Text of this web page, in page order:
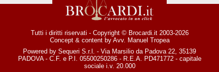
Tutti i diritti riservati - Copyright © Brocardi.it 2003-2026
Concept & content by Avv. Manuel Tropea
Powered by Sequeri S.r.l. - Via Marsilio da Padova 22, 35139
PADOVA - C.F. e P.I. 05500250286 - R.E.A. PD471772 - capitale
sociale i.v. 20.000